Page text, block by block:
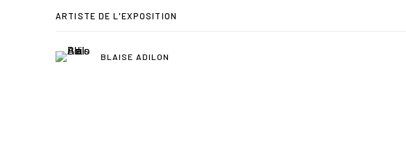
ARTISTE DE L'EXPOSITION
BLAISE ADILON